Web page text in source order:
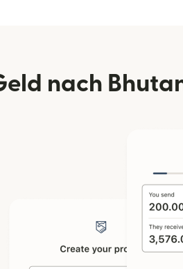
nach
Fenster geöffnet)